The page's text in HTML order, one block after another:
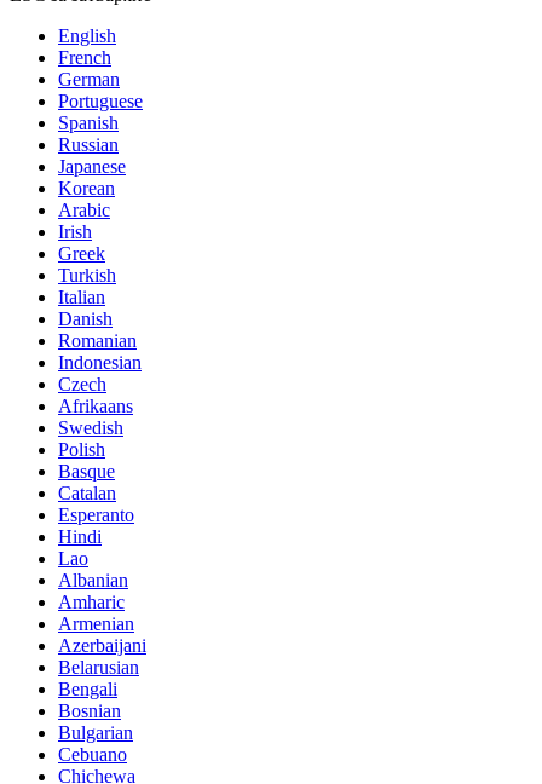
English
French
German
Portuguese
Spanish
Russian
Japanese
Korean
Arabic
Irish
Greek
Turkish
Italian
Danish
Romanian
Indonesian
Czech
Afrikaans
Swedish
Polish
Basque
Catalan
Esperanto
Hindi
Lao
Albanian
Amharic
Armenian
Azerbaijani
Belarusian
Bengali
Bosnian
Bulgarian
Cebuano
Chichewa